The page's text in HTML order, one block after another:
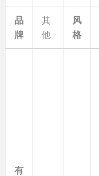
礼
品
牌
其
他
风
格
有